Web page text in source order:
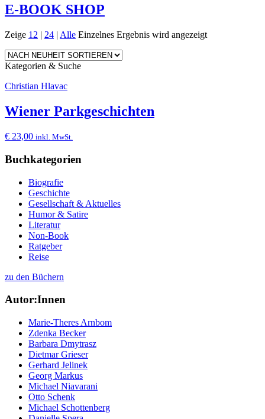
E-BOOK SHOP
Zeige 12 | 24 | Alle Einzelnes Ergebnis wird angezeigt
Kategorien & Suche
Christian Hlavac
Wiener Parkgeschichten
€ 23,00 inkl. MwSt.
Buchkategorien
Biografie
Geschichte
Gesellschaft & Aktuelles
Humor & Satire
Literatur
Non-Book
Ratgeber
Reise
zu den Büchern
Autor:Innen
Marie-Theres Arnbom
Zdenka Becker
Barbara Dmytrasz
Dietmar Grieser
Gerhard Jelinek
Georg Markus
Michael Niavarani
Otto Schenk
Michael Schottenberg